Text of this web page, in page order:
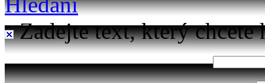
Zadejte text, který chcete